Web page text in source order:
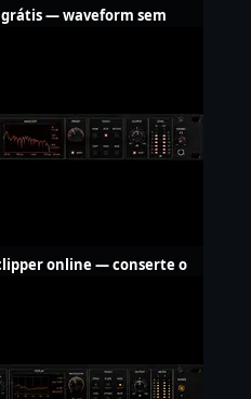
— waveform sem
online — conserte o